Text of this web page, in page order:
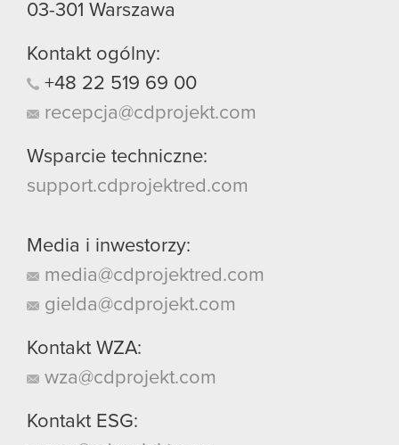
03-301 Warszawa
Kontakt ogólny:
+48 22 519 69 00
recepcja@cdprojekt.com
Wsparcie techniczne:
support.cdprojektred.com
Media i inwestorzy:
media@cdprojektred.com
gielda@cdprojekt.com
Kontakt WZA:
wza@cdprojekt.com
Kontakt ESG: